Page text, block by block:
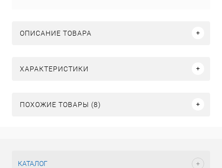
ОПИСАНИЕ ТОВАРА
ХАРАКТЕРИСТИКИ
ПОХОЖИЕ ТОВАРЫ (8)
КАТАЛОГ